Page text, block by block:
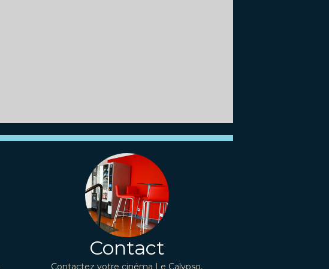
Contact
Contactez votre cinéma Le Calypso,